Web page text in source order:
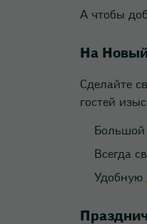
А чтобы
На
Сделайте
гостей
Всегда
Удобную